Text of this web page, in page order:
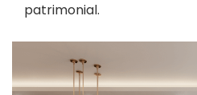
patrimonial.